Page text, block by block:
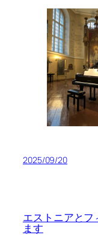
2025/09/20
エストニアとフ
ます